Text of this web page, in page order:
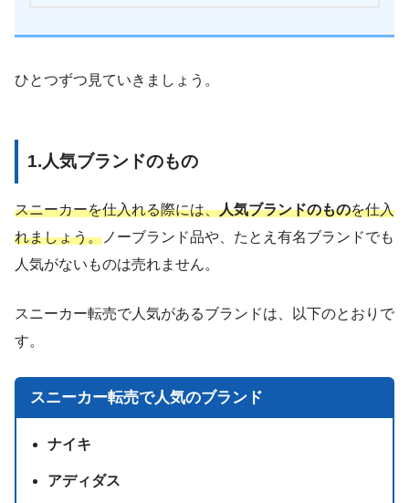
ひとつずつ見ていきましょう。
1.人気ブランドのもの
スニーカーを仕入れる際には、人気ブランドのものを仕入
れましょう。 ノーブランド品や、たとえ有名ブランドでも
人気がないものは売れません。
スニーカー転売で人気があるブランドは、以下のとおりで
す。
スニーカー転売で人気のブランド
ナイキ
アディダス